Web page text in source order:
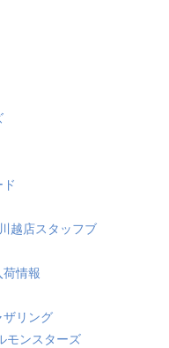
ド
越店スタッフブ
荷情報
ザリング
モンスターズ